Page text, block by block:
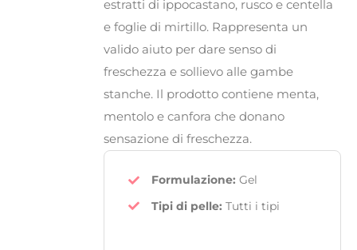
estratti di ippocastano, rusco e centella
e foglie di mirtillo. Rappresenta un
valido aiuto per dare senso di
freschezza e sollievo alle gambe
stanche. Il prodotto contiene menta,
mentolo e canfora che donano
sensazione di freschezza.
Formulazione: Gel
Tipi di pelle: Tutti i tipi